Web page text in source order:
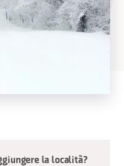
la località?